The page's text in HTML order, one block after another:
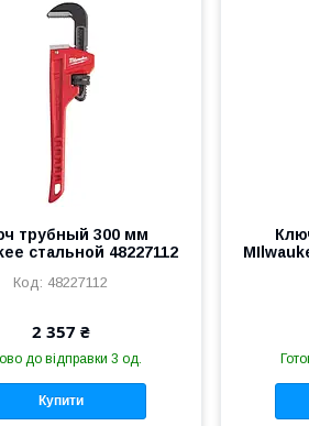
трубный 300 мм
стальной 48227112
48227112
2 357 ₴
до відправки 3 од.
Купити